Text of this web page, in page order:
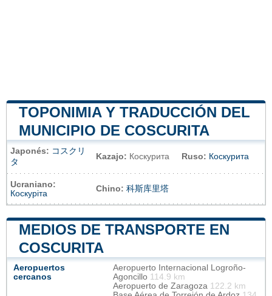
TOPONIMIA Y TRADUCCIÓN DEL
MUNICIPIO DE COSCURITA
Japonés: コスクリ
タ
Kazajo: Коскурита Ruso: Коскурита
Ucraniano:
Коскуріта
Chino: 科斯库里塔
MEDIOS DE TRANSPORTE EN
COSCURITA
Aeropuertos
cercanos
Aeropuerto Internacional Logroño-
Agoncillo 114.9 km
Aeropuerto de Zaragoza 122.2 km